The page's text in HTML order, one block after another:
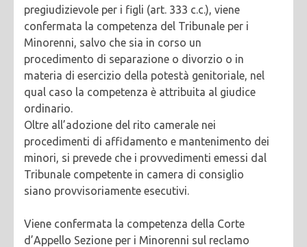
pregiudizievole per i figli (art. 333 c.c.), viene
confermata la competenza del Tribunale per i
Minorenni, salvo che sia in corso un
procedimento di separazione o divorzio o in
materia di esercizio della potestà genitoriale, nel
qual caso la competenza è attribuita al giudice
ordinario.
Oltre all’adozione del rito camerale nei
procedimenti di affidamento e mantenimento dei
minori, si prevede che i provvedimenti emessi dal
Tribunale competente in camera di consiglio
siano provvisoriamente esecutivi.
Viene confermata la competenza della Corte
d’Appello Sezione per i Minorenni sul reclamo